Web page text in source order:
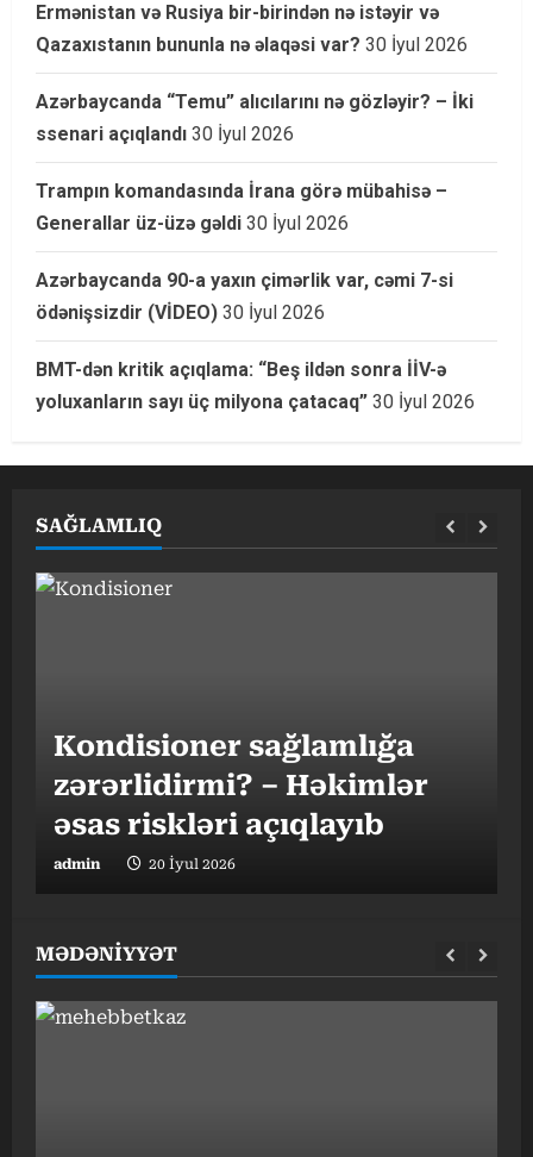
Ermənistan və Rusiya bir-birindən nə istəyir və
Qazaxıstanın bununla nə əlaqəsi var? 30 İyul 2026
Azərbaycanda “Temu” alıcılarını nə gözləyir? – İki
ssenari açıqlandı 30 İyul 2026
Trampın komandasında İrana görə mübahisə –
Generallar üz-üzə gəldi 30 İyul 2026
Azərbaycanda 90-a yaxın çimərlik var, cəmi 7-si
ödənişsizdir (VİDEO) 30 İyul 2026
BMT-dən kritik açıqlama: “Beş ildən sonra İİV-ə
yoluxanların sayı üç milyona çatacaq” 30 İyul 2026
SAĞLAMLIQ
Kondisioner sağlamlığa
zərərlidirmi? – Həkimlər
əsas riskləri açıqlayıb
admin 20 İyul 2026
MƏDƏNİYYƏT